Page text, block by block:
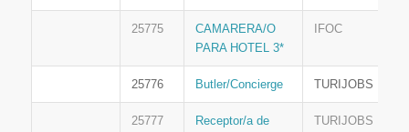
25775
CAMARERA/O
PARA HOTEL 3*
IFOC
25776 Butler/Concierge TURIJOBS
25777
Receptor/a de
TURIJOBS